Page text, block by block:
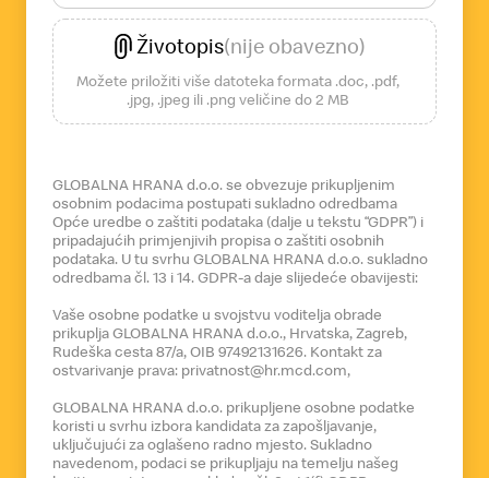
Životopis(nije obavezno)
Možete priložiti više datoteka formata .doc, .pdf,
.jpg, .jpeg ili .png veličine do 2 MB
GLOBALNA HRANA d.o.o. se obvezuje prikupljenim
osobnim podacima postupati sukladno odredbama
Opće uredbe o zaštiti podataka (dalje u tekstu “GDPR”) i
pripadajućih primjenjivih propisa o zaštiti osobnih
podataka. U tu svrhu GLOBALNA HRANA d.o.o. sukladno
odredbama čl. 13 i 14. GDPR-a daje slijedeće obavijesti:
Vaše osobne podatke u svojstvu voditelja obrade
prikuplja GLOBALNA HRANA d.o.o., Hrvatska, Zagreb,
Rudeška cesta 87/a, OIB 97492131626. Kontakt za
ostvarivanje prava: privatnost@hr.mcd.com,
GLOBALNA HRANA d.o.o. prikupljene osobne podatke
koristi u svrhu izbora kandidata za zapošljavanje,
uključujući za oglašeno radno mjesto. Sukladno
navedenom, podaci se prikupljaju na temelju našeg